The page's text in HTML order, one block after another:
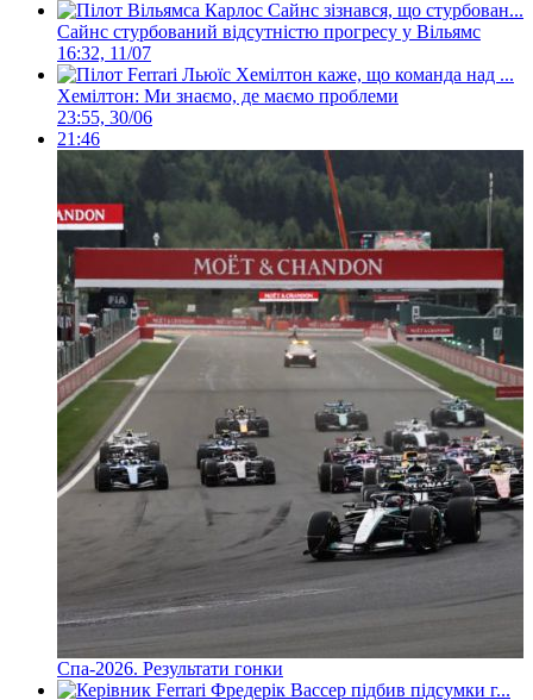
Сайнс стурбований відсутністю прогресу у Вільямс
16:32, 11/07
Хемілтон: Ми знаємо, де маємо проблеми
23:55, 30/06
21:46
Спа-2026. Результати гонки